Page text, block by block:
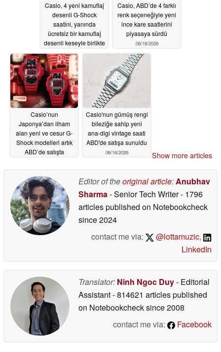
Casio, 4 yeni kamuflaj
desenli G-Shock
saatini, yanında
ücretsiz bir kamuflaj
desenli keseyle birlikte
ABD pazarına sunuyor
06/19/2026
Casio, ABD’de 4 farklı
renk seçeneğiyle yeni
ince kare saatlerini
piyasaya sürdü
06/18/2026
Casio’nun
Japonya’dan ilham
alan yeni ve cesur G-
Shock modelleri artık
ABD’de satışta
Casio'nun gümüş rengi
bileziğe sahip yeni
ana-digi vintage saati
ABD'de satışa sunuldu
06/16/2026 Show more articles
Editor of theoriginal article:Anubhav
Sharma- Senior Tech Writer- 1796
articles published on Notebookcheck
since 2024
contact me via:
@lottamuzic,
LinkedIn
Translator: Ninh Ngoc Duy- Editorial
Assistant- 814621 articles published
on Notebookchecksince 2008
contact me via:
Facebook